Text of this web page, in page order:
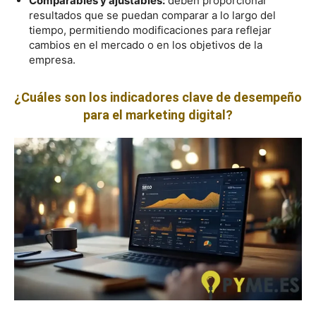
resultados que se puedan comparar a lo largo del
tiempo, permitiendo modificaciones para reflejar
cambios en el mercado o en los objetivos de la
empresa.
¿Cuáles son los indicadores clave de desempeño
para el marketing digital?